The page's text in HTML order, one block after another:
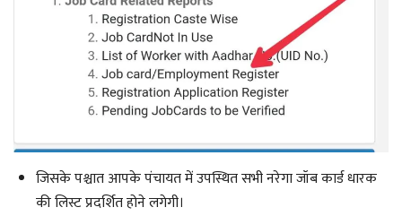
जिसके पश्चात आपके पंचायत में उपस्थित सभी नरेगा जॉब कार्ड धारक
की लिस्ट प्रदर्शित होने लगेगी।